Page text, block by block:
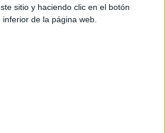
sitio y haciendo clic en el botón
de la página web.
su sitio en la ciudad autónoma